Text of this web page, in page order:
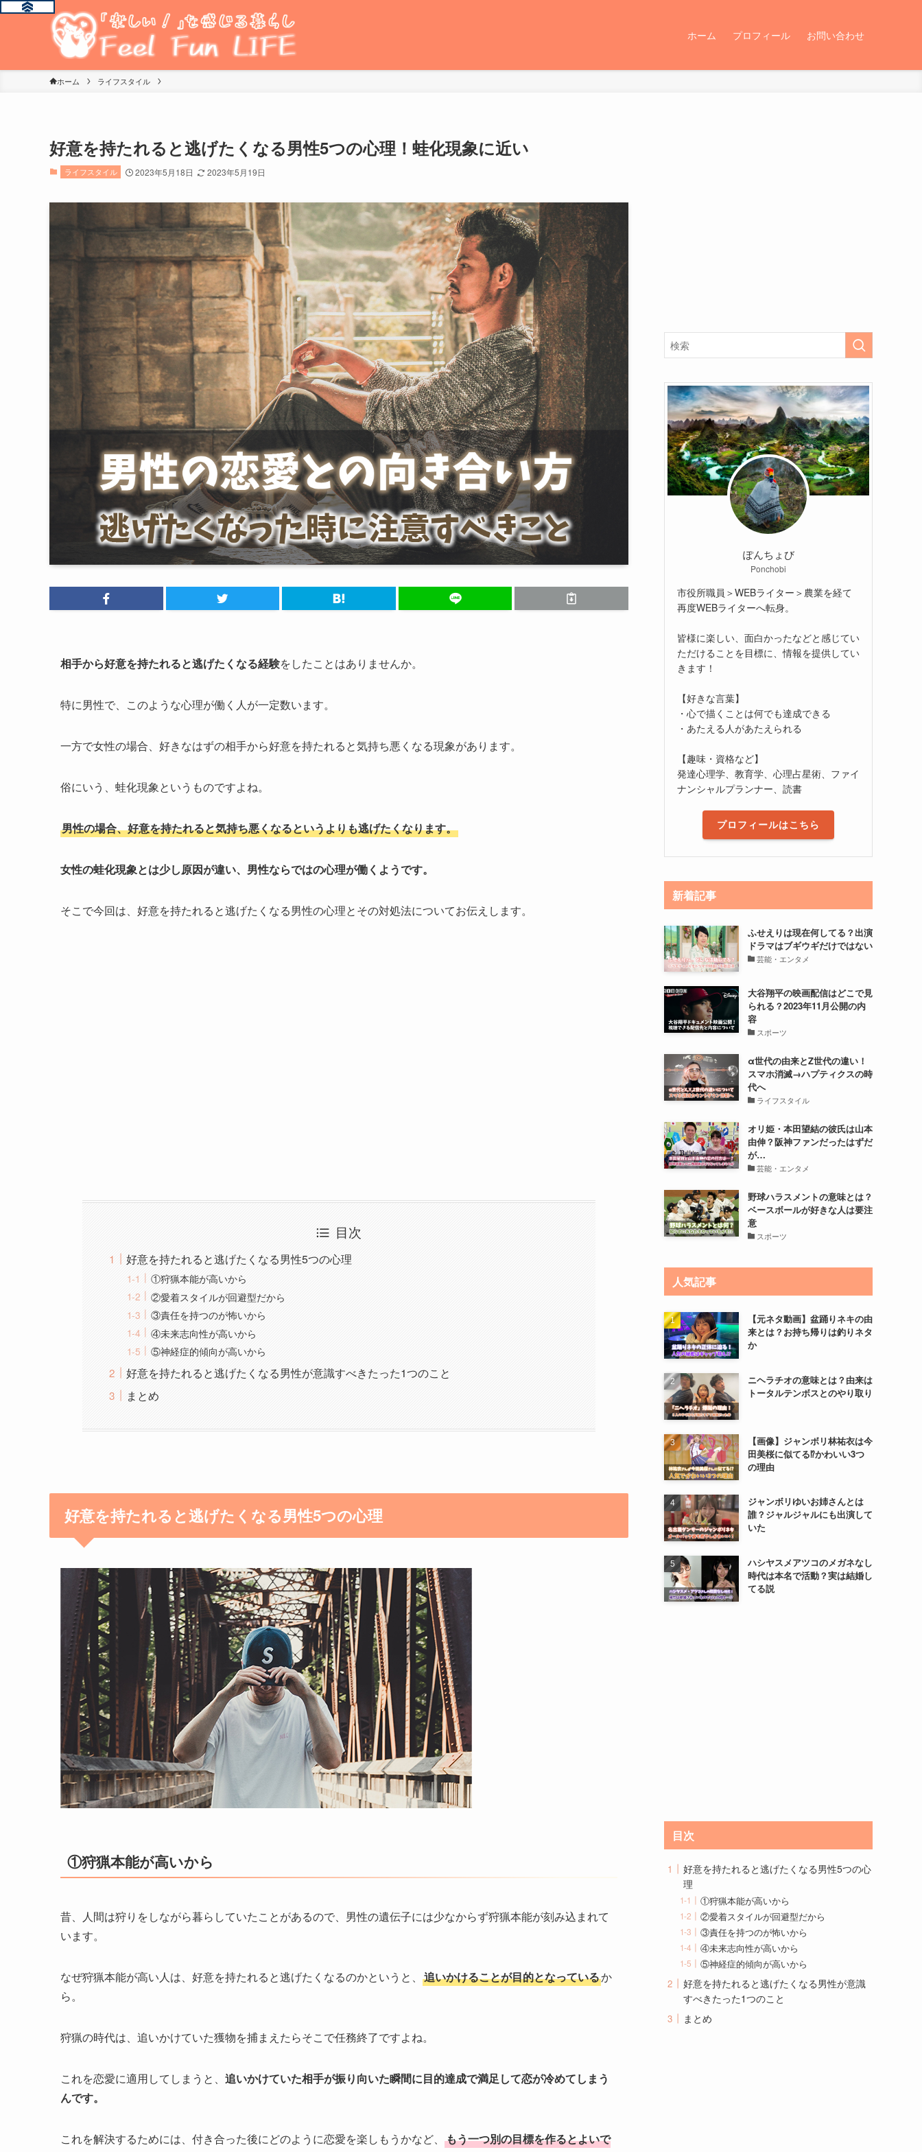
ホーム プロフィール お問い合わせ
ホーム ライフスタイル
好意を持たれると逃げたくなる男性5つの心理！蛙化現象に近い
ライフスタイル 2023年5月18日 2023年5月19日
相手から好意を持たれると逃げたくなる経験をしたことはありませんか。
特に男性で、このような心理が働く人が一定数います。
一方で女性の場合、好きなはずの相手から好意を持たれると気持ち悪くなる現象があります。
俗にいう、蛙化現象というものですよね。
男性の場合、好意を持たれると気持ち悪くなるというよりも逃げたくなります。
女性の蛙化現象とは少し原因が違い、男性ならではの心理が働くようです。
そこで今回は、好意を持たれると逃げたくなる男性の心理とその対処法についてお伝えします。
目次
好意を持たれると逃げたくなる男性5つの心理
①狩猟本能が高いから
②愛着スタイルが回避型だから
③責任を持つのが怖いから
④未来志向性が高いから
⑤神経症的傾向が高いから
好意を持たれると逃げたくなる男性が意識すべきたった1つのこと
まとめ
好意を持たれると逃げたくなる男性5つの心理
①狩猟本能が高いから
昔、人間は狩りをしながら暮らしていたことがあるので、男性の遺伝子には少なからず狩猟本能が刻み込まれて
います。
なぜ狩猟本能が高い人は、好意を持たれると逃げたくなるのかというと、 追いかけることが目的となっているか
ら。
狩猟の時代は、追いかけていた獲物を捕まえたらそこで任務終了ですよね。
これを恋愛に適用してしまうと、 追いかけていた相手が振り向いた瞬間に目的達成で満足して恋が冷めてしまう
んです。
これを解決するためには、付き合った後にどのように恋愛を楽しもうかなど、 もう一つ別の目標を作るとよいで
ぽんちょび
Ponchobi
市役所職員＞WEBライター＞農業を経て
再度WEBライターへ転身。
皆様に楽しい、面白かったなどと感じてい
ただけることを目標に、情報を提供してい
きます！
【好きな言葉】
・心で描くことは何でも達成できる
・あたえる人があたえられる
【趣味・資格など】
発達心理学、教育学、心理占星術、ファイ
ナンシャルプランナー、読書
プロフィールはこちら
新着記事
ふせえりは現在何してる？出演
ドラマはブギウギだけではない
芸能・エンタメ
大谷翔平の映画配信はどこで見
られる？2023年11月公開の内
容
スポーツ
α世代の由来とZ世代の違い！
スマホ消滅→ハプティクスの時
代へ
ライフスタイル
オリ姫・本田望結の彼氏は山本
由伸？阪神ファンだったはずだ
が…
芸能・エンタメ
野球ハラスメントの意味とは？
ベースボールが好きな人は要注
意
スポーツ
人気記事
【元ネタ動画】盆踊りネキの由
来とは？お持ち帰りは釣りネタ
か
ニヘラチオの意味とは？由来は
トータルテンボスとのやり取り
【画像】ジャンボリ林祐衣は今
田美桜に似てる⁉かわいい3つ
の理由
ジャンボリゆいお姉さんとは
誰？ジャルジャルにも出演して
いた
ハシヤスメアツコのメガネなし
時代は本名で活動？実は結婚し
てる説
目次
好意を持たれると逃げたくなる男性5つの心
理
①狩猟本能が高いから
②愛着スタイルが回避型だから
③責任を持つのが怖いから
④未来志向性が高いから
⑤神経症的傾向が高いから
好意を持たれると逃げたくなる男性が意識
すべきたった1つのこと
まとめ